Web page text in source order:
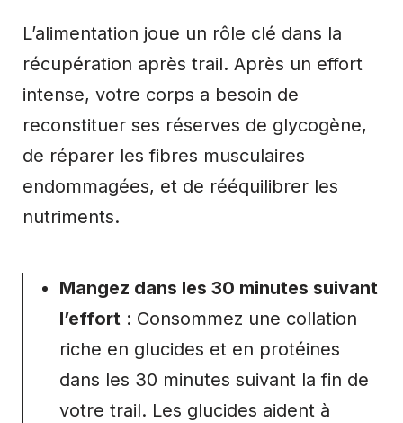
L’alimentation joue un rôle clé dans la
récupération après trail. Après un effort
intense, votre corps a besoin de
reconstituer ses réserves de glycogène,
de réparer les fibres musculaires
endommagées, et de rééquilibrer les
nutriments.
Mangez dans les 30 minutes suivant
l’effort : Consommez une collation
riche en glucides et en protéines
dans les 30 minutes suivant la fin de
votre trail. Les glucides aident à